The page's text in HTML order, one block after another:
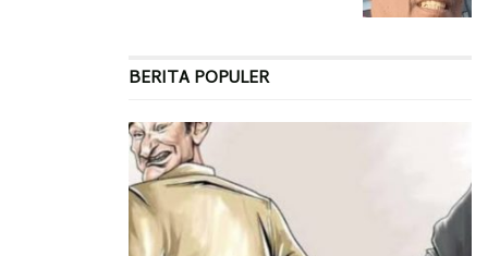
BERITA POPULER